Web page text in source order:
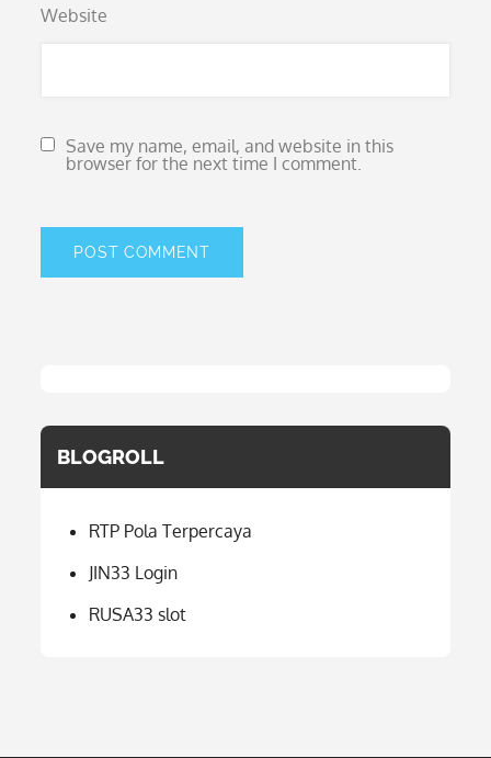
Website
Save my name, email, and website in this
browser for the next time I comment.
BLOGROLL
RTP Pola Terpercaya
JIN33 Login
RUSA33 slot